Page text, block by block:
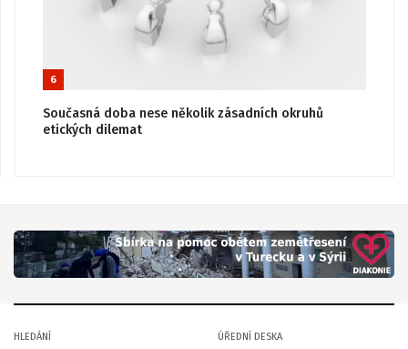
6
Současná doba nese několik zásadních okruhů
etických dilemat
HLEDÁNÍ
ÚŘEDNÍ DESKA